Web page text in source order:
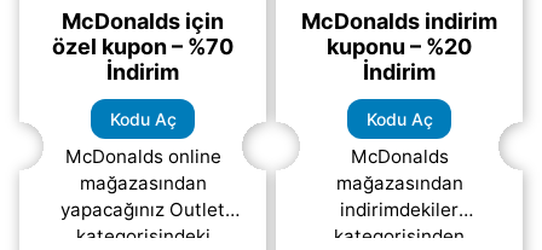
McDonalds için
özel kupon – %70
İndirim
Kodu Aç
McDonalds online
mağazasından
yapacağınız Outlet
kategorisindeki
McDonalds indirim
kuponu – %20
İndirim
Kodu Aç
McDonalds
mağazasından
indirimdekiler
kategorisinden